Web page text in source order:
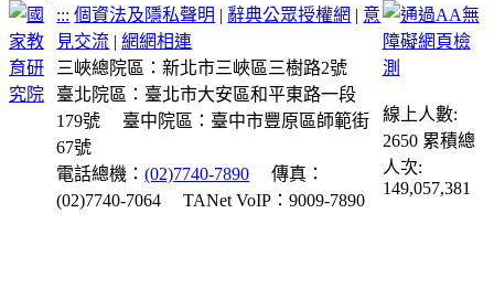
::: 個資法及隱私聲明 | 辭典公眾授權網 | 意
見交流 |網網相連
三峽總院區：新北市三峽區三樹路2號
臺北院區：臺北市大安區和平東路一段
179號
臺中院區：臺中市豐原區師範街
67號
電話總機：(02)7740-7890
傳真：
(02)7740-7064
TANet VoIP：9009-7890
線上人數:
2650 累積總
人次:
149,057,381